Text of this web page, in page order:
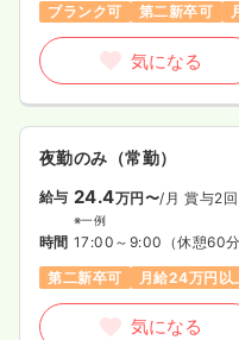
ブランク可
第二新卒可
気になる
夜勤のみ（常勤）
給与 24.4万円〜/月 賞与2回
※一例
時間 17:00～9:00 （休憩60分
第二新卒可
月給24万円以
気になる